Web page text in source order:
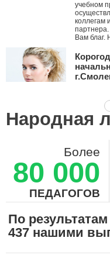
учебном
коллегам
Вам благ.
года.
стала
эти годы
идеи,
учителей
Москва
может
данный
Народная
Более
80 000
ПЕДАГОГОВ
По
437 нашими